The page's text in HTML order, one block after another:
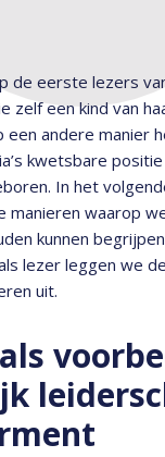
de eerste lezers
zelf een kind van
een andere manier
kwetsbare
In het
manieren waarop
kunnen
lezer leggen we
uit.